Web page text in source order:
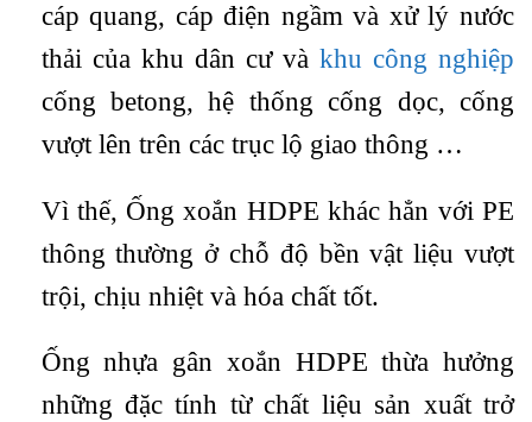
cáp quang, cáp điện ngầm và xử lý nước
thải của khu dân cư vàkhu công nghiệp
cống betong, hệ thống cống dọc, cống
vượt lên trên các trục lộ giao thông …
Vì thế, Ống xoắn HDPE khác hẳn với PE
thông thường ở chỗ độ bền vật liệu vượt
trội, chịu nhiệt và hóa chất tốt.
Ống nhựa gân xoắn HDPE thừa hưởng
những đặc tính từ chất liệu sản xuất trở